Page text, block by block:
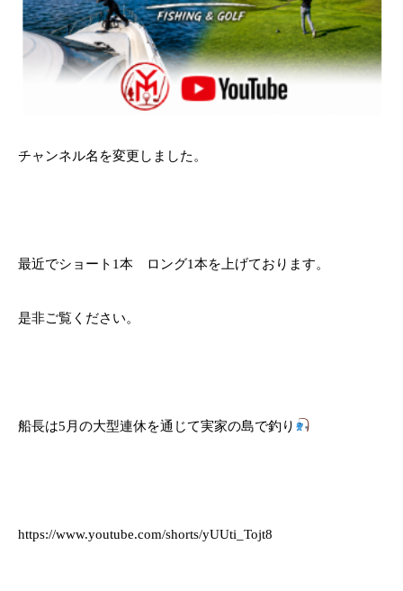
チャンネル名を変更しました。
最近でショート1本 ロング1本を上げております。
是非ご覧ください。
船長は5月の大型連休を通じて実家の島で釣り
https://www.youtube.com/shorts/yUUti_Tojt8